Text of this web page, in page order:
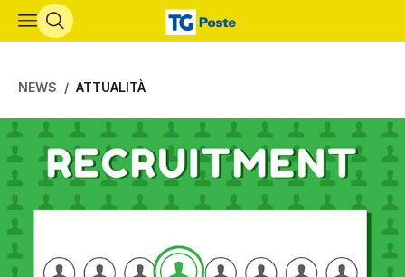
Vai al contenuto principale
NEWS ATTUALITÀ